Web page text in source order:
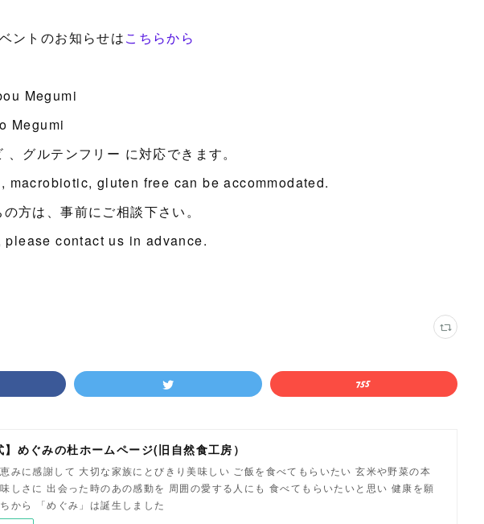
ントのお知らせはこちらから
Megumi
Megumi
、グルテンフリー に対応できます。
macrobiotic, gluten free can be accommodated.
方は、事前にご相談下さい。
contact us in advance.
】めぐみの杜ホームページ(旧自然食工房）
みに感謝して 大切な家族にとびきり美味しい ご飯を食べてもらいたい 玄米や野菜の本
しさに 出会った時のあの感動を 周囲の愛する人にも 食べてもらいたいと思い 健康を願
から 「めぐみ」は誕生しました